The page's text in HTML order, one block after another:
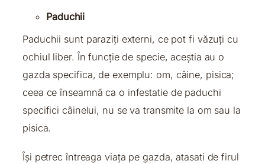
Paduchii
Paduchii sunt paraziți externi, ce pot fi văzuți cu
ochiul liber. În funcție de specie, aceștia au o
gazda specifica, de exemplu: om, câine, pisica;
ceea ce înseamnă ca o infestatie de paduchi
specifici câinelui, nu se va transmite la om sau la
pisica.
Își petrec întreaga viața pe gazda, atasati de firul